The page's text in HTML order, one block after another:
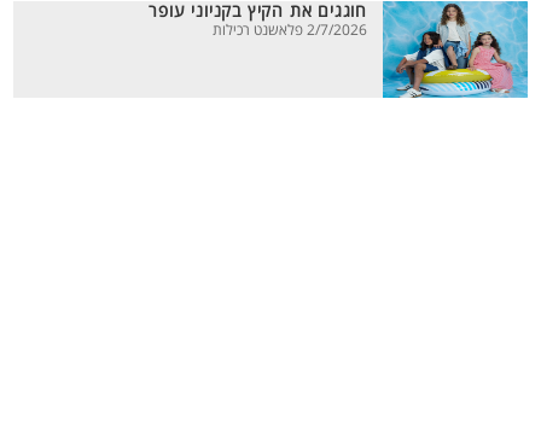
חוגגים את הקיץ בקניוני עופר
2/7/2026 פלאשנט רכילות